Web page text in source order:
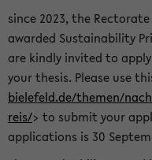
since 2023, the
awarded Sustainability
are kindly invited to
your thesis. Please use
bielefeld.de/themen/
reis/> to submit your
applications is 30